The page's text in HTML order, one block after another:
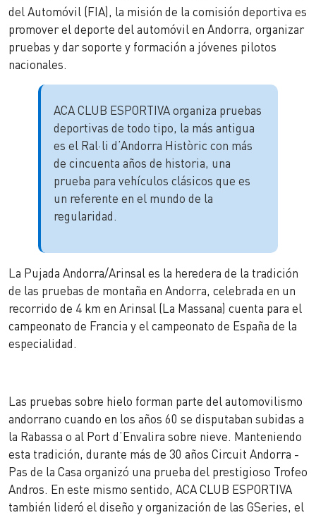
del Automóvil (FIA), la misión de la comisión deportiva es
promover el deporte del automóvil en Andorra, organizar
pruebas y dar soporte y formación a jóvenes pilotos
nacionales.
ACA CLUB ESPORTIVA organiza pruebas
deportivas de todo tipo, la más antigua
es el Ral·li d’Andorra Històric con más
de cincuenta años de historia, una
prueba para vehículos clásicos que es
un referente en el mundo de la
regularidad.
La Pujada Andorra/Arinsal es la heredera de la tradición
de las pruebas de montaña en Andorra, celebrada en un
recorrido de 4 km en Arinsal (La Massana) cuenta para el
campeonato de Francia y el campeonato de España de la
especialidad.
Las pruebas sobre hielo forman parte del automovilismo
andorrano cuando en los años 60 se disputaban subidas a
la Rabassa o al Port d’Envalira sobre nieve. Manteniendo
esta tradición, durante más de 30 años Circuit Andorra -
Pas de la Casa organizó una prueba del prestigioso Trofeo
Andros. En este mismo sentido, ACA CLUB ESPORTIVA
también lideró el diseño y organización de las GSeries, el